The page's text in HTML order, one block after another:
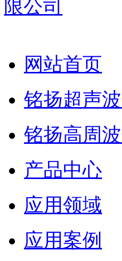
网站首页
铭扬超声
铭扬高周
产品中心
应用领域
应用案例